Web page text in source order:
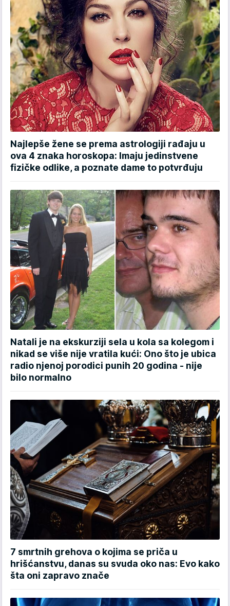
Najlepše žene se prema astrologiji rađaju u
ova 4 znaka horoskopa: Imaju jedinstvene
fizičke odlike, a poznate dame to potvrđuju
Natali je na ekskurziji sela u kola sa kolegom i
nikad se više nije vratila kući: Ono što je ubica
radio njenoj porodici punih 20 godina - nije
bilo normalno
7 smrtnih grehova o kojima se priča u
hrišćanstvu, danas su svuda oko nas: Evo kako
šta oni zapravo znače